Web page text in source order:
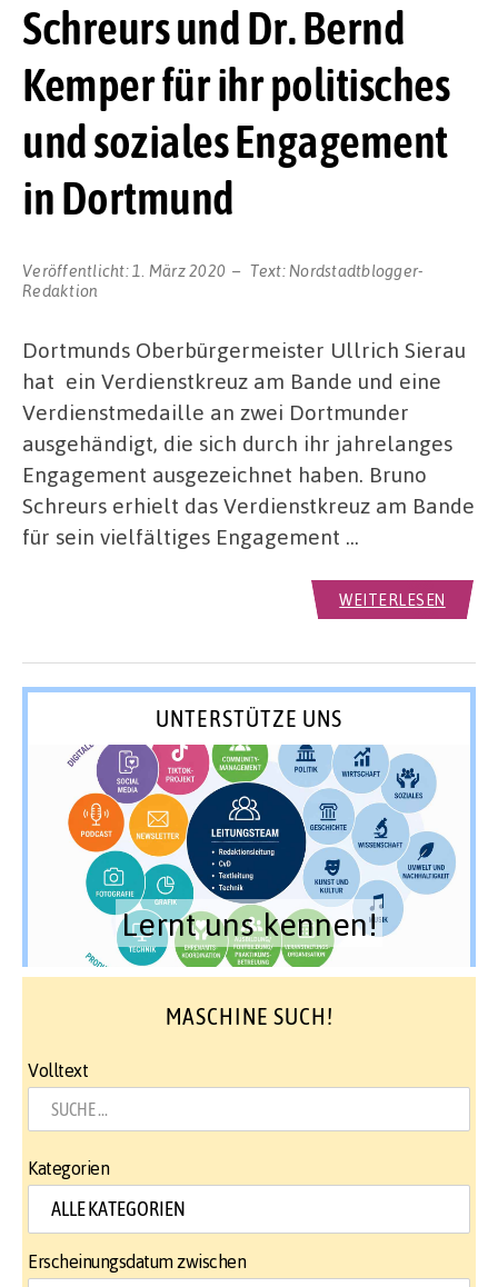
Schreurs und Dr. Bernd
Kemper für ihr politisches
und soziales Engagement
in Dortmund
Veröffentlicht: 1. März 2020 Text: Nordstadtblogger-
Redaktion
Dortmunds Oberbürgermeister Ullrich Sierau
hat ein Verdienstkreuz am Bande und eine
Verdienstmedaille an zwei Dortmunder
ausgehändigt, die sich durch ihr jahrelanges
Engagement ausgezeichnet haben. Bruno
Schreurs erhielt das Verdienstkreuz am Bande
für sein vielfältiges Engagement …
WEITERLESEN
UNTERSTÜTZE UNS
Lernt uns kennen!
MASCHINE SUCH!
Volltext
Kategorien
Erscheinungsdatum zwischen